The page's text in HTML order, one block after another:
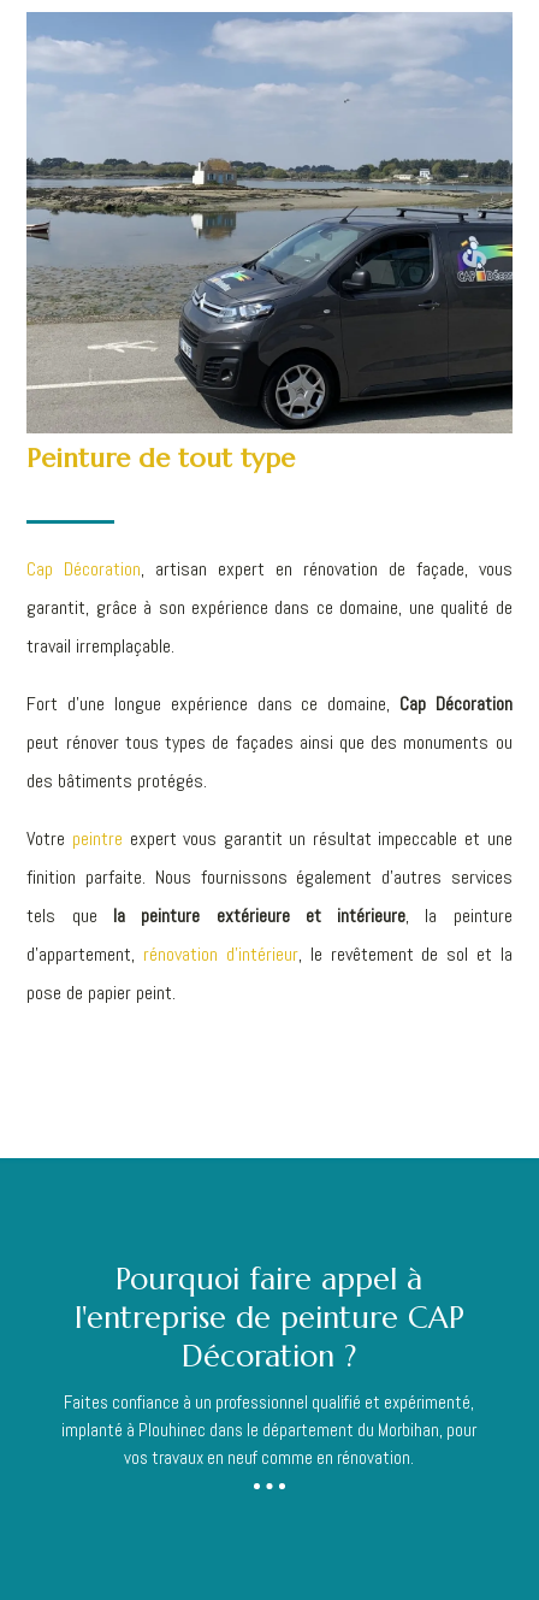
Peinture de tout type
Cap Décoration, artisan expert en rénovation de façade, vous
garantit, grâce à son expérience dans ce domaine, une qualité de
travail irremplaçable.
Fort d’une longue expérience dans ce domaine, Cap Décoration
peut rénover tous types de façades ainsi que des monuments ou
des bâtiments protégés.
Votre peintre expert vous garantit un résultat impeccable et une
finition parfaite. Nous fournissons également d’autres services
tels que la peinture extérieure et intérieure, la peinture
d’appartement, rénovation d’intérieur, le revêtement de sol et la
pose de papier peint.
Pourquoi faire appel à
l'entreprise de peinture CAP
Décoration ?
Faites confiance à un professionnel qualifié et expérimenté,
implanté à Plouhinec dans le département du Morbihan, pour
vos travaux en neuf comme en rénovation.